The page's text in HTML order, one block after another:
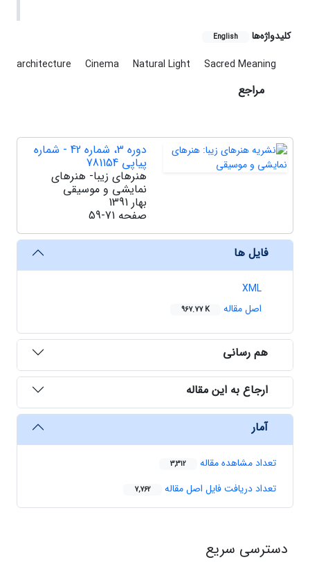
کلیدواژه‌ها English
architecture Cinema Natural Light Sacred Meaning
مراجع
دوره 3، شماره 42 - شماره
پیاپی 781154
هنرهای زیبا- هنرهای
نمایشی و موسیقی
بهار 1391
صفحه 59-71
فایل ها
XML
اصل مقاله
967.77 K
هم رسانی
ارجاع به این مقاله
آمار
تعداد مشاهده مقاله 3,312
تعداد دریافت فایل اصل مقاله 7,762
دسترسی سریع